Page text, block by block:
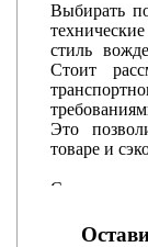
Выбирать
стиль
Стоит
Это
товаре и
С полными
на вкладке